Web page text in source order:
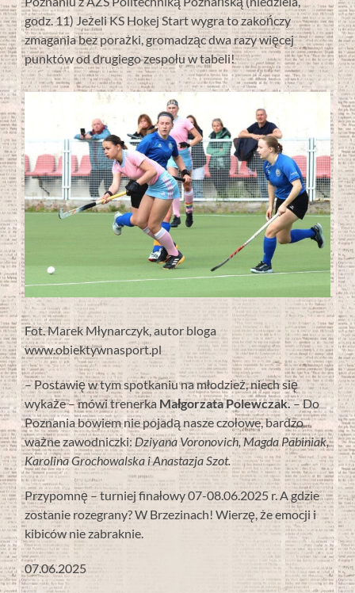
godz. 11) Jeżeli KS Hokej Start wygra to zakończy
zmagania bez porażki, gromadząc dwa razy więcej
punktów od drugiego zespołu w tabeli!
Fot. Marek Młynarczyk, autor bloga
www.obiektywnasport.pl
– Postawię w tym spotkaniu na młodzież, niech się
wykaże – mówi trenerka Małgorzata Polewczak.– Do
Poznania bowiem nie pojadą nasze czołowe, bardzo
ważne zawodniczki:Dziyana Voronovich, Magda Pabiniak,
Karolina Grochowalska i Anastazja Szot.
Przypomnę – turniej finałowy 07-08.06.2025 r. A gdzie
zostanie rozegrany? W Brzezinach! Wierzę, że emocji i
kibiców nie zabraknie.
07.06.2025